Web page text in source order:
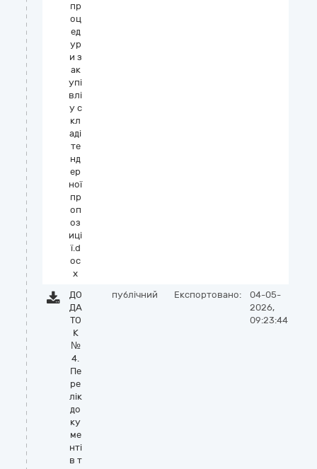
пр
оц
ед
ур
и з
ак
упі
влі
у с
кл
аді
те
нд
ер
ної
пр
оп
оз
иці
ї.d
oc
x
ДО
ДА
ТО
К
№
4.
Пе
ре
лік
до
ку
ме
нті
в т
публічний Експортовано:
04-05-
2026,
09:23:44